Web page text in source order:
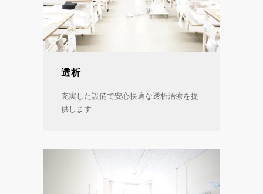
透析
充実した設備で安心快適な透析治療を提
供します